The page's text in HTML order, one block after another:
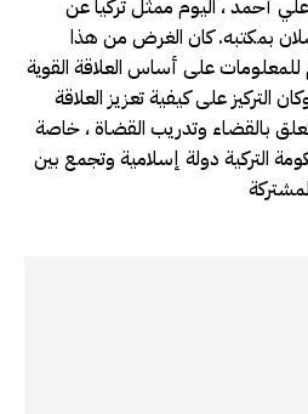
أحمد ، اليوم ممثل تركيا عن
بمكتبه. كان الغرض من هذا
للمعلومات على أساس العلاقة القوية
التركيز على كيفية تعزيز العلاقة
بالقضاء وتدريب القضاة ، خاصة
التركية دولة إسلامية وتجمع بين